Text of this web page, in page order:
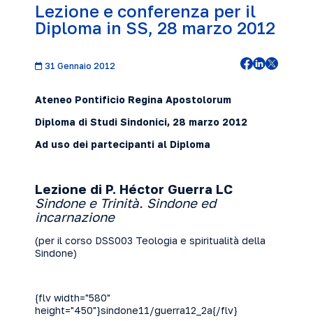
Lezione e conferenza per il
Diploma in SS, 28 marzo 2012
31 Gennaio 2012
Ateneo Pontificio Regina Apostolorum
Diploma di Studi Sindonici, 28 marzo 2012
Ad uso dei partecipanti al Diploma
Lezione di P. Héctor Guerra LC
Sindone e Trinità. Sindone ed
incarnazione
(per il corso DSS003 Teologia e spiritualità della
Sindone)
{flv width="580"
height="450"}sindone11/guerra12_2a{/flv}